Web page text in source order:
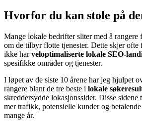
Hvorfor du kan stole på
Mange lokale bedrifter sliter med å rangere
om de tilbyr flotte tjenester. Dette skjer ofte
ikke harveloptimaliserte lokale SEO-
spesifikke områder og tjenester.
I løpet av de siste 10 årene har jeg hjulpet
rangere blant de tre beste i lokale
skreddersydde lokasjonssider. Disse
mer trafikk, potensielle kunder og
mange år.